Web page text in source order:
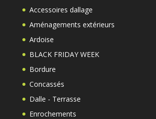
Accessoires dallage
Aménagements extérieurs
Ardoise
BLACK FRIDAY WEEK
Bordure
Concassés
Dalle - Terrasse
Enrochements